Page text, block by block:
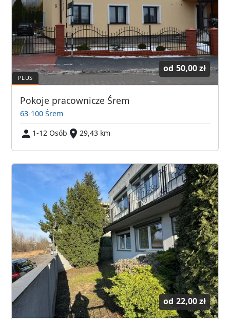
od 50,00 zł
Pokoje pracownicze Śrem
63-100 Śrem
1-12 Osób
29,43 km
od 22,00 zł